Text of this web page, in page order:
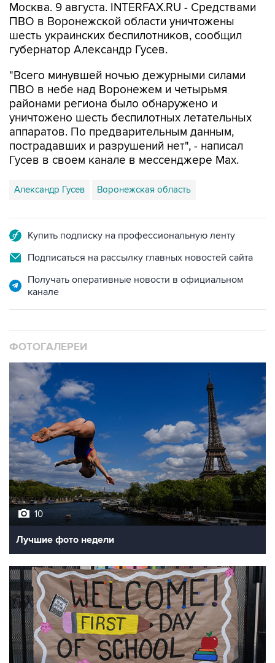
Москва. 9 августа. INTERFAX.RU - Средствами
ПВО в Воронежской области уничтожены
шесть украинских беспилотников, сообщил
губернатор Александр Гусев.
"Всего минувшей ночью дежурными силами
ПВО в небе над Воронежем и четырьмя
районами региона было обнаружено и
уничтожено шесть беспилотных летательных
аппаратов. По предварительным данным,
пострадавших и разрушений нет", - написал
Гусев в своем канале в мессенджере Max.
Александр Гусев Воронежская область
Купить подписку на профессиональную ленту
Подписаться на рассылку главных новостей сайта
Получать оперативные новости в официальном
канале
ФОТОГАЛЕРЕИ
10
Лучшие фото недели